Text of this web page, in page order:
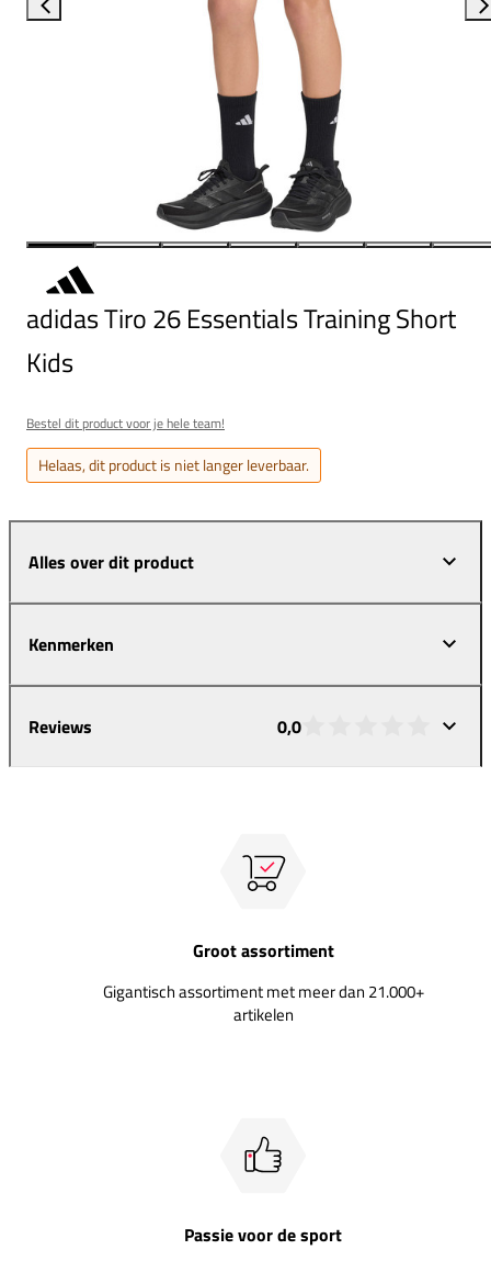
adidas Tiro 26 Essentials Training Short
Kids
Bestel dit product voor je hele team!
Helaas, dit product is niet langer leverbaar.
Alles over dit product
Kenmerken
Reviews 0,0
Groot assortiment
Gigantisch assortiment met meer dan 21.000+
artikelen
Passie voor de sport